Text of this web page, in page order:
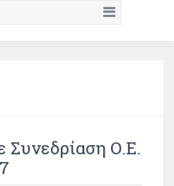
Συνεδρίαση Ο.Ε.